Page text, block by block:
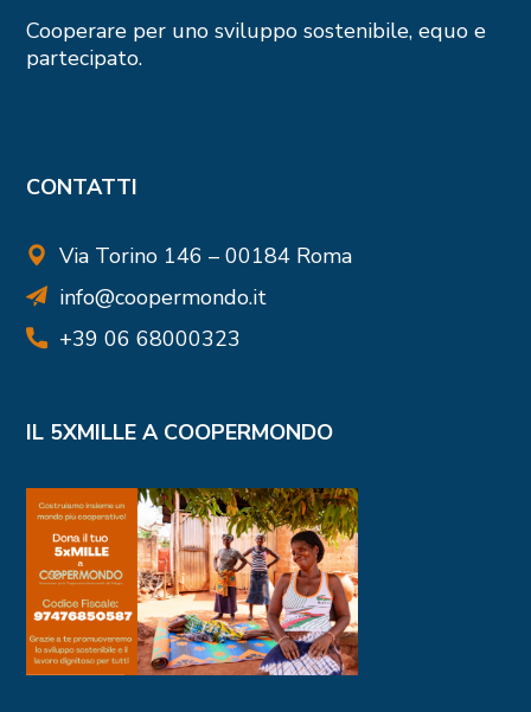
Cooperare per uno sviluppo sostenibile, equo e
partecipato.
CONTATTI
Via Torino 146 – 00184 Roma
info@coopermondo.it
+39 06 68000323
IL 5XMILLE A COOPERMONDO